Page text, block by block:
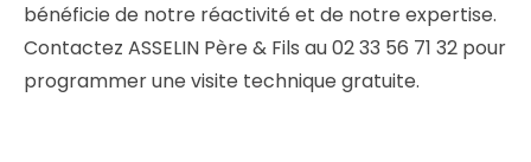
bénéficie de notre réactivité et de notre expertise.
Contactez ASSELIN Père & Fils au 02 33 56 71 32 pour
programmer une visite technique gratuite.